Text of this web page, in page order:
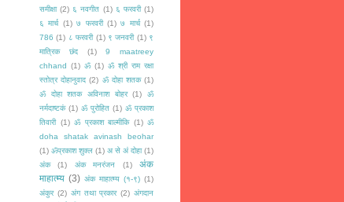
समीक्षा (2) ६ नवगीत (1) ६ फरवरी (1)
६ मार्च (1) ७ फरवरी (1) ७ मार्च (1)
786 (1) ८ फरवरी (1) ९ जनवरी (1) ९
मात्रिक छंद
(1)
9 maatreey
chhand (1) ॐ (1) ॐ श्री राम रक्षा
स्तोत्र दोहानुवाद (2) ॐ दोहा शतक (1)
ॐ दोहा शतक अविनाश बोहर
(1)
ॐ
नर्मदाष्टकं (1) ॐ पुरोहित (1) ॐ प्रकाश
तिवारी (1) ॐ प्रकाश बाल्मीकि (1) ॐ
doha shatak avinash beohar
(1) ॐप्रकाश शुक्ल (1) अ से अं दोहा (1)
अंक
(1) अंक मनरंजन (1)
अंक
माहात्म्य (3) अंक माहात्म्य (१-९) (1)
अंकुर (2) अंग तथा प्रकार (2) अंगदान